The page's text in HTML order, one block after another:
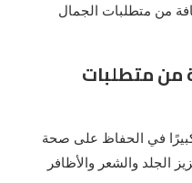
من متطلبات الجمال
من متطلبات
كبيرًا في الحفاظ على صحة
الجلد والشعر والأظافر